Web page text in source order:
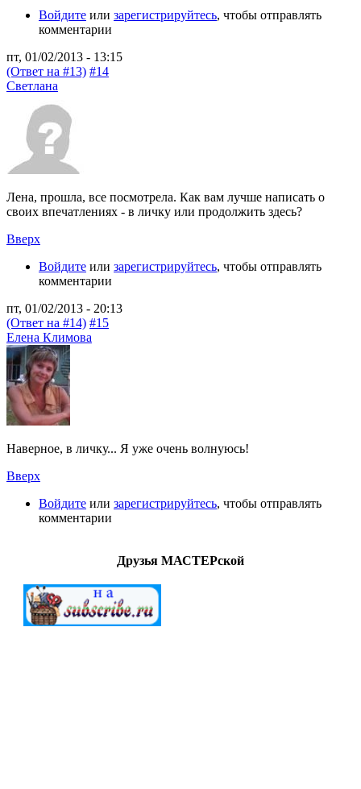
Войдите или зарегистрируйтесь, чтобы отправлять
комментарии
пт, 01/02/2013 - 13:15
(Ответ на #13) #14
Светлана
Лена, прошла, все посмотрела. Как вам лучше написать о
своих впечатлениях - в личку или продолжить здесь?
Вверх
Войдите или зарегистрируйтесь, чтобы отправлять
комментарии
пт, 01/02/2013 - 20:13
(Ответ на #14) #15
Елена Климова
Наверное, в личку... Я уже очень волнуюсь!
Вверх
Войдите или зарегистрируйтесь, чтобы отправлять
комментарии
Друзья МАСТЕРской